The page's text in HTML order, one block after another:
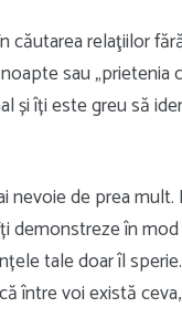
căutarea relaţiilor
sau „prietenia
și îți este greu să
nevoie de prea
demonstreze în
tale doar îl
între voi există